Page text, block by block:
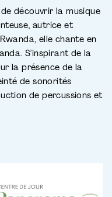
découvrir la musique
autrice et
elle chante en
S’inspirant de la
la présence de la
de sonorités
de percussions et